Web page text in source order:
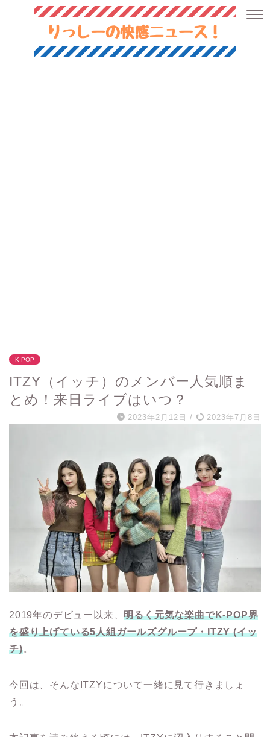
K-POP
ITZY（イッチ）のメンバー人気順ま
とめ！来日ライブはいつ？
2023年2月12日 / 2023年7月8日
2019年のデビュー以来、明るく元気な楽曲でK-POP界
を盛り上げている5人組ガールズグループ・ITZY (イッ
チ)。
今回は、そんなITZYについて一緒に見て行きましょ
う。